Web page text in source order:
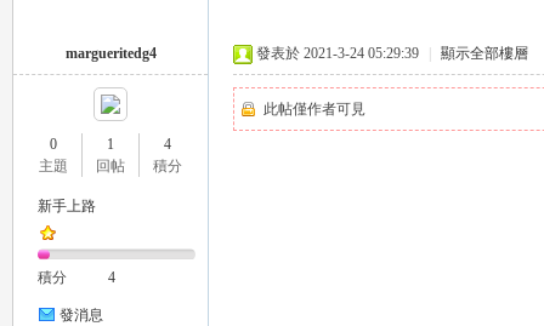
margueritedg4
0
主題
1
回帖
4
積分
新手上路
積分 4
發消息
發表於 2021-3-24 05:29:39 顯示全部樓層
此帖僅作者可見